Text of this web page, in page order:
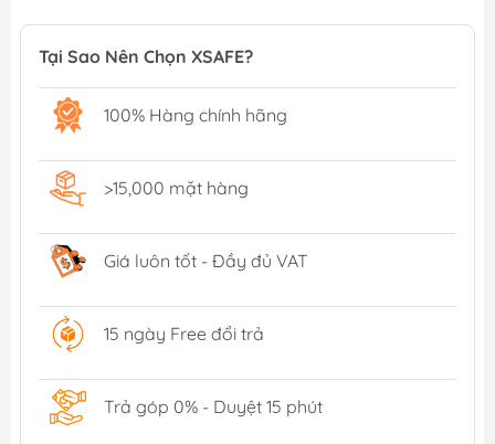
Tại Sao Nên Chọn XSAFE?
100% Hàng chính hãng
>15,000 mặt hàng
Giá luôn tốt - Đầy đủ VAT
15 ngày Free đổi trả
Trả góp 0% - Duyệt 15 phút